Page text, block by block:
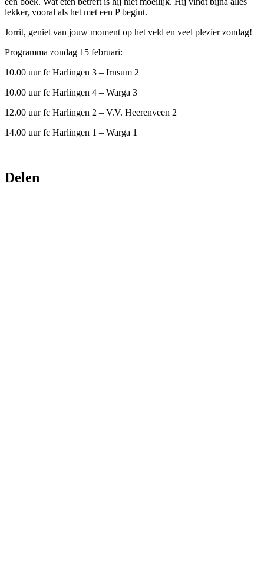
lekker, vooral als het met een P begint.
Jorrit, geniet van jouw moment op het veld en veel plezier zondag!
Programma zondag 15 februari:
10.00 uur fc Harlingen 3 – Irnsum 2
10.00 uur fc Harlingen 4 – Warga 3
12.00 uur fc Harlingen 2 – V.V. Heerenveen 2
14.00 uur fc Harlingen 1 – Warga 1
Delen